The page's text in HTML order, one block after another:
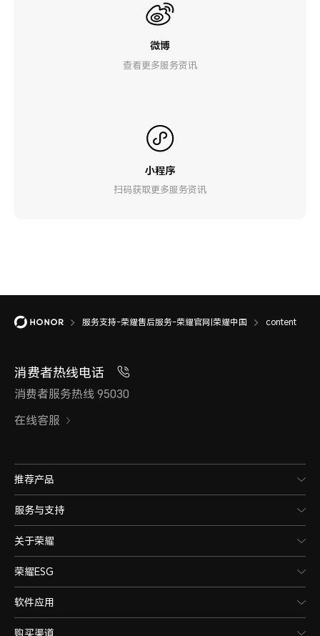
微博
查看更多服务资讯
小程序
扫码获取更多服务资讯
服务支持-荣耀售后服务-荣耀官网|荣耀中国 content
消费者热线电话
消费者服务热线 95030
在线客服
推荐产品
服务与支持
关于荣耀
荣耀ESG
软件应用
购买渠道